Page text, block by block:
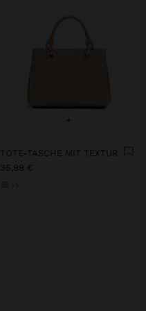
+
TOTE-TASCHE MIT TEXTUR
35,99 €